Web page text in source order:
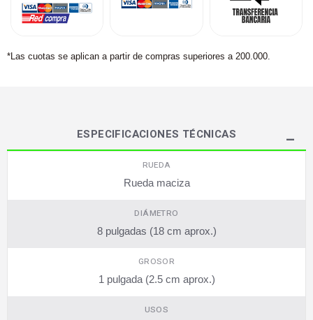
*Las cuotas se aplican a partir de compras superiores a 200.000.
ESPECIFICACIONES TÉCNICAS
RUEDA
Rueda maciza
DIÁMETRO
8 pulgadas (18 cm aprox.)
GROSOR
1 pulgada (2.5 cm aprox.)
USOS